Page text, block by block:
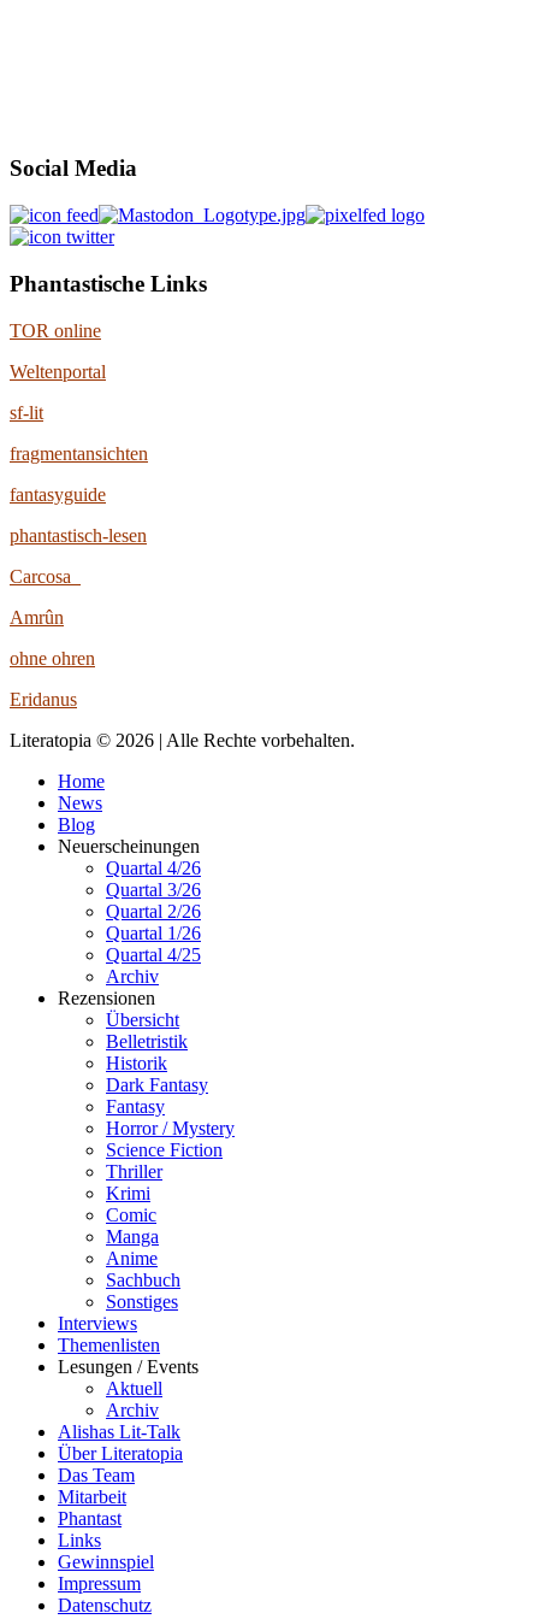
Social Media
Phantastische Links
TOR online
Weltenportal
sf-lit
fragmentansichten
fantasyguide
phantastisch-lesen
Carcosa
Amrûn
ohne ohren
Eridanus
Literatopia © 2026 | Alle Rechte vorbehalten.
Home
News
Blog
Neuerscheinungen
Quartal 4/26
Quartal 3/26
Quartal 2/26
Quartal 1/26
Quartal 4/25
Archiv
Rezensionen
Übersicht
Belletristik
Historik
Dark Fantasy
Fantasy
Horror / Mystery
Science Fiction
Thriller
Krimi
Comic
Manga
Anime
Sachbuch
Sonstiges
Interviews
Themenlisten
Lesungen / Events
Aktuell
Archiv
Alishas Lit-Talk
Über Literatopia
Das Team
Mitarbeit
Phantast
Links
Gewinnspiel
Impressum
Datenschutz